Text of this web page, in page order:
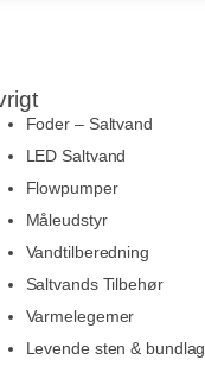
Foder – Saltvand
LED Saltvand
Flowpumper
Måleudstyr
Vandtilberedning
Saltvands Tilbehør
Varmelegemer
Levende sten & bundlag